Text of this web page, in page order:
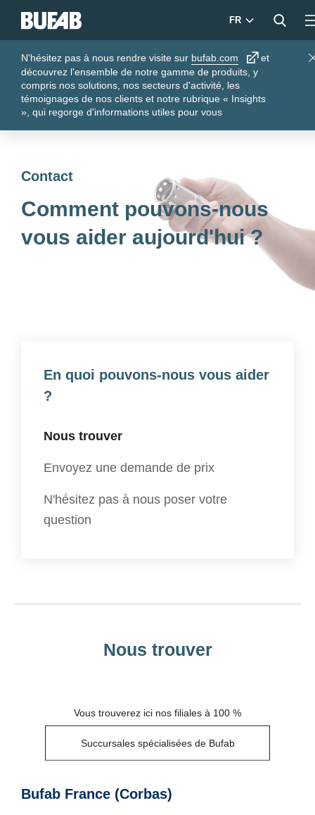
N'hésitez pas à nous rendre visite sur bufab.com
et
découvrez l'ensemble de notre gamme de produits, y
compris nos solutions, nos secteurs d'activité, les
témoignages de nos clients et notre rubrique « Insights
», qui regorge d'informations utiles pour vous
FR
Contact
Comment pouvons-nous
vous aider aujourd'hui ?
En quoi pouvons-nous vous aider
?
Nous trouver
Envoyez une demande de prix
N'hésitez pas à nous poser votre
question
Nous trouver
Vous trouverez ici nos filiales à 100 %
Succursales spécialisées de Bufab
Bufab France (Corbas)